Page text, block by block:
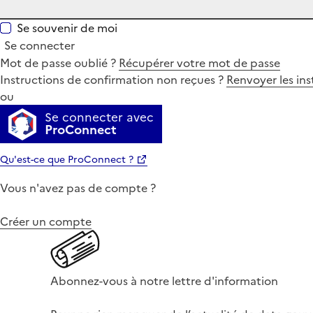
Se souvenir de moi
Se connecter
Mot de passe oublié ? Récupérer votre mot de passe
Instructions de confirmation non reçues ? Renvoyer les
ou
Se connecter avec
ProConnect
Qu'est-ce que ProConnect ?
Vous n'avez pas de compte ?
Créer un compte
Abonnez-vous à notre lettre d'information